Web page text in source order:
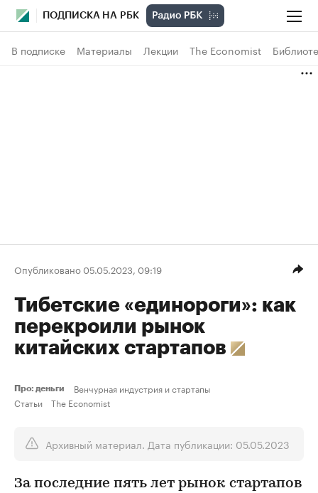
ПОДПИСКА НА РБК
В подписке Материалы Лекции The Economist
Опубликовано 05.05.2023, 09:19
Тибетские «единороги»: как
перекроили рынок
китайских стартапов
Про: деньги
Венчурная индустрия и стартапы
Статьи
The Economist
Архивный материал. Дата публикации: 05.05.2023
За последние пять лет рынок стартапов